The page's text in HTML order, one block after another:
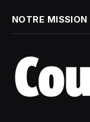
NOTRE MISSION